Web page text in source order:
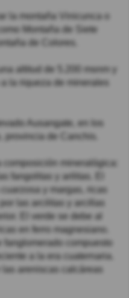
la montaña Vinicunca o
Montaña de Siete
de Colores.
altitud de 5.200 msnm y
la riqueza de minerales
Ausangate, en los
provincia de Canchis.
composición mineralógica:
fangolitas y arilitas. El
y margas, ricas
las arcilitas y arcillas
El verde se debe al
en ferro magnesiano.
fanglomerado compuesto
a la era cuaternaria.
las areniscas calcáreas